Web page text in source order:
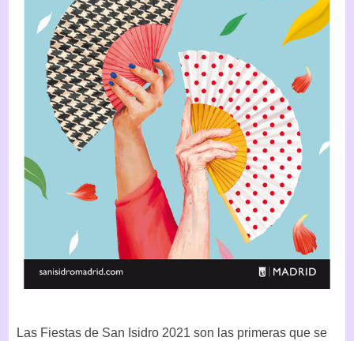
Las Fiestas de San Isidro 2021 son las primeras que se